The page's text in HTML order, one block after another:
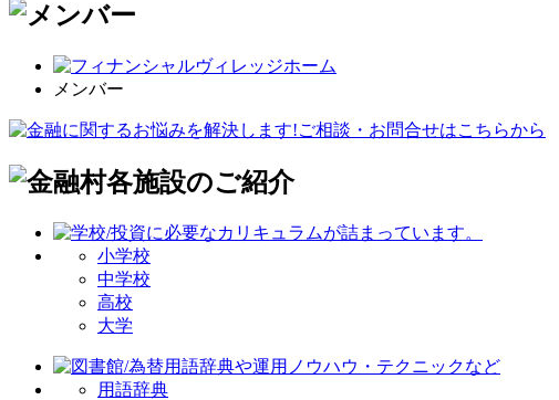
メンバー
小学校
中学校
高校
大学
用語辞典